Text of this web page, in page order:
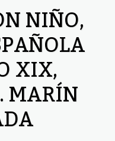
NIÑO,
XIX,
MARÍN